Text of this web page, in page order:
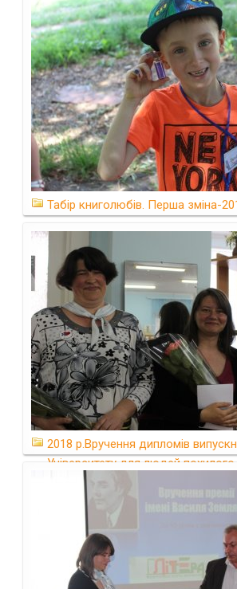
Табір книголюбів. Перша зміна-
2018 р.Вручення дипломів
Університету для людей похилого